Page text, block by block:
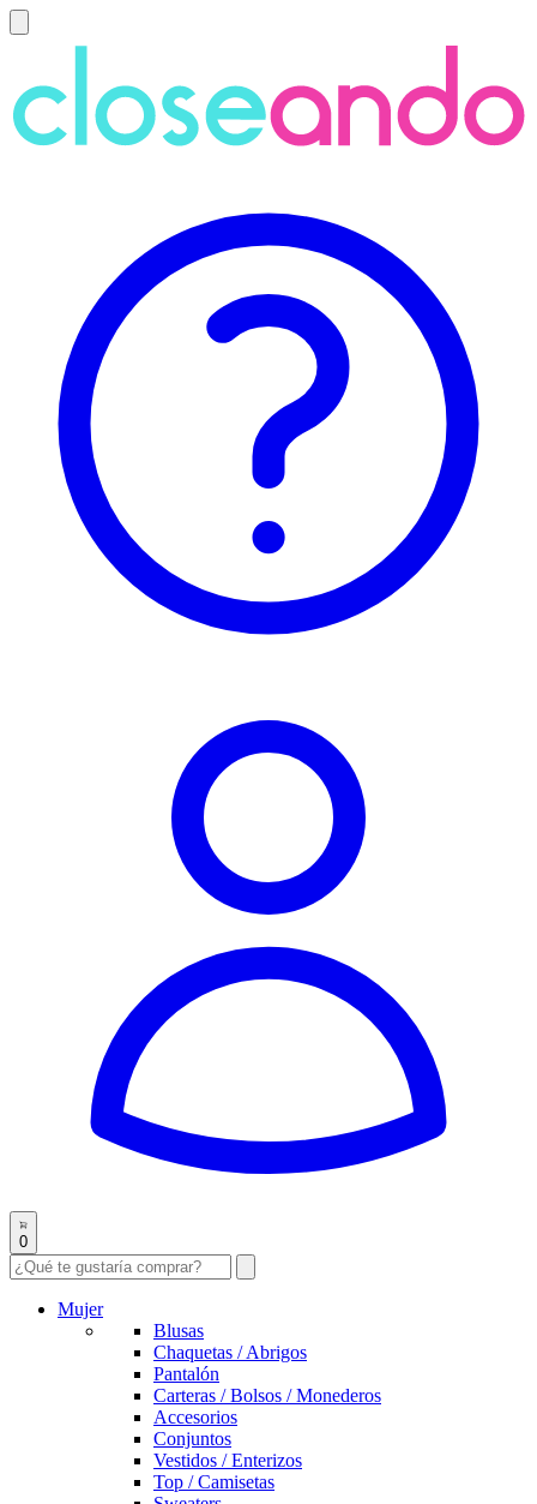
0
Mujer
Blusas
Chaquetas / Abrigos
Pantalón
Carteras / Bolsos / Monederos
Accesorios
Conjuntos
Vestidos / Enterizos
Top / Camisetas